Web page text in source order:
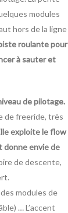
modules
hors de la ligne
roulante pour
à sauter et
de pilotage.
de freeride, très
exploite le flow
donne envie de
de descente,
modules de
… L’accent